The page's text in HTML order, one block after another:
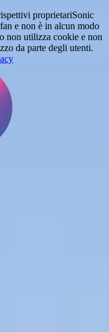
proprietariSonic
e non è in alcun modo
non utilizza cookie e non
da parte degli utenti.